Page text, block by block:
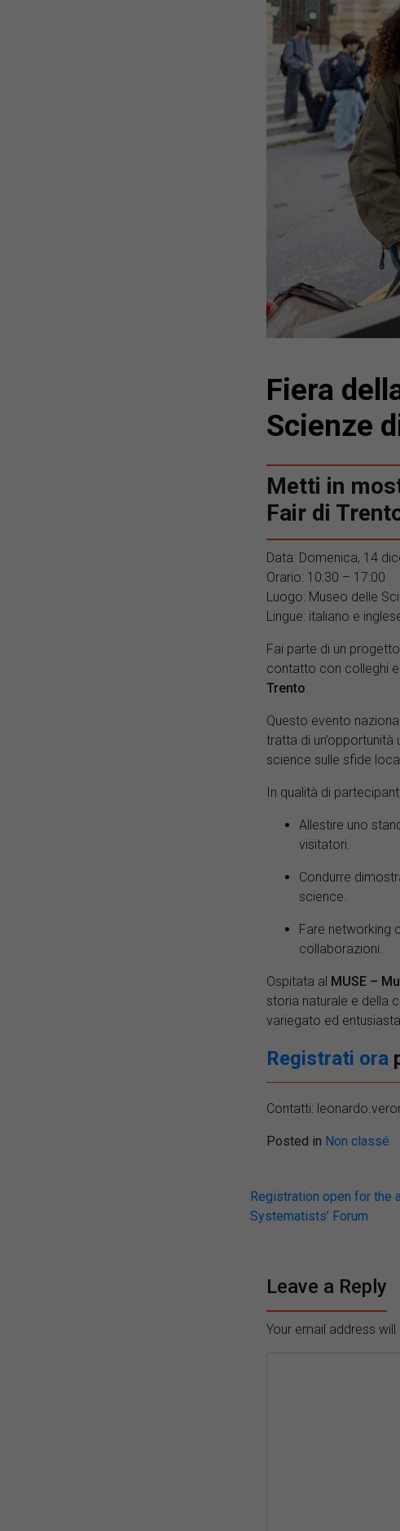
Fiera
Scienze
Metti in
Fair di
Data: Domenica, 14
Orario: 10:30 – 17:00
Luogo: Museo delle
Lingue: italiano e
Fai parte di un
contatto con colleghi
Trento
Questo evento
tratta di
science sulle sfide
In qualità di
Allestire uno
visitatori.
Condurre
science.
Fare networking
collaborazioni.
Ospitata al MUSE –
storia naturale e della
variegato ed entusiasta.
Registrati ora
Contatti:
Posted in Non classé
Post
Registration open for the
Systematists’ Forum
Leave a Reply
Your email address will